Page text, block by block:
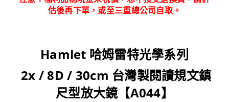
估後再下單，或至三重總公司自取。
Hamlet 哈姆雷特光學系列
2x / 8D / 30cm 台灣製閱讀規文鎮
尺型放大鏡【A044】